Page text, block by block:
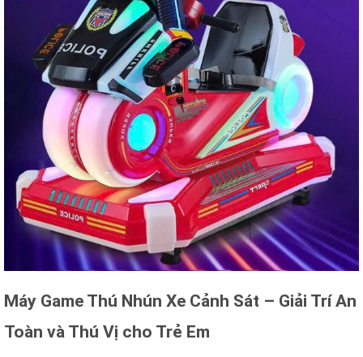
Máy Game Thú Nhún Xe Cảnh Sát – Giải Trí An
Toàn và Thú Vị cho Trẻ Em